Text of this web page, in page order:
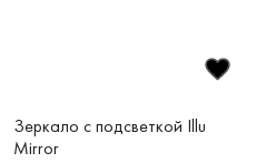
Зеркало с подсветкой Illu
Mirror